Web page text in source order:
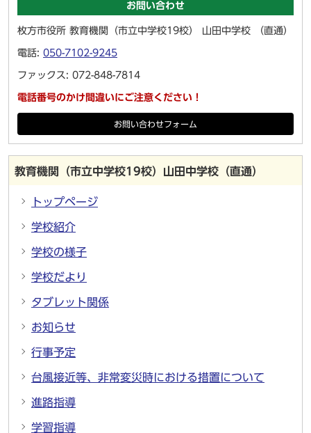
お問い合わせ
枚方市役所 教育機関（市立中学校19校） 山田中学校 （直通）
電話: 050-7102-9245
ファックス: 072-848-7814
電話番号のかけ間違いにご注意ください！
お問い合わせフォーム
教育機関（市立中学校19校）山田中学校（直通）
トップページ
学校紹介
学校の様子
学校だより
タブレット関係
お知らせ
行事予定
台風接近等、非常変災時における措置について
進路指導
学習指導